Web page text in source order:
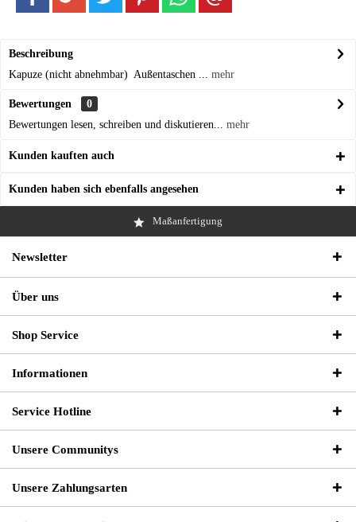
Beschreibung
Kapuze (nicht abnehmbar) Außentaschen ... mehr
Bewertungen
0
Bewertungen lesen, schreiben und diskutieren... mehr
Kunden kauften auch
Kunden haben sich ebenfalls angesehen
Maßanfertigung
Newsletter
Über uns
Shop Service
Informationen
Service Hotline
Unsere Communitys
Unsere Zahlungsarten